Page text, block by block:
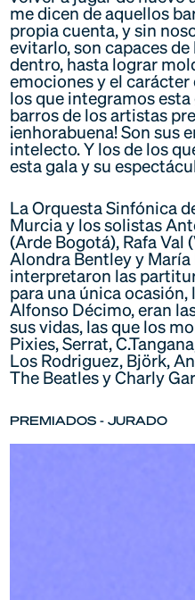
me dicen de aquellos
propia cuenta, y sin
evitarlo, son capaces
dentro, hasta lograr
emociones y el carácter
los que integramos esta
barros de los artistas
¡enhorabuena! Son sus
intelecto. Y los de los
esta gala y su
La Orquesta Sinfónica
Murcia y los solistas
(Arde Bogotá), Rafa Val
Alondra Bentley y María
interpretaron las
para una única ocasión,
Alfonso Décimo, eran
sus vidas, las que los
Pixies, Serrat,
Los Rodriguez, Björk,
The Beatles y Charly
PREMIADOS- JURADO